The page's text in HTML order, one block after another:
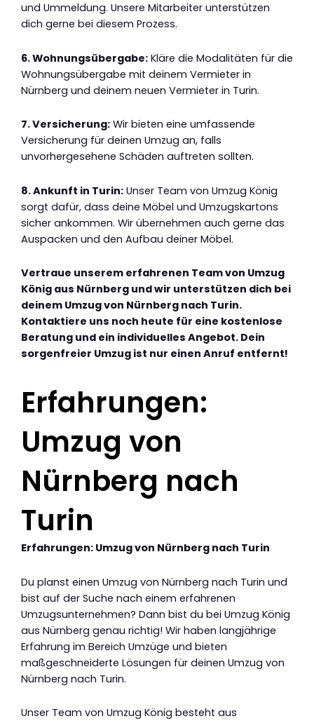
und Ummeldung. Unsere Mitarbeiter unterstützen
dich gerne bei diesem Prozess.
6. Wohnungsübergabe: Kläre die Modalitäten für die
Wohnungsübergabe mit deinem Vermieter in
Nürnberg und deinem neuen Vermieter in Turin.
7. Versicherung: Wir bieten eine umfassende
Versicherung für deinen Umzug an, falls
unvorhergesehene Schäden auftreten sollten.
8. Ankunft in Turin: Unser Team von Umzug König
sorgt dafür, dass deine Möbel und Umzugskartons
sicher ankommen. Wir übernehmen auch gerne das
Auspacken und den Aufbau deiner Möbel.
Vertraue unserem erfahrenen Team von Umzug
König aus Nürnberg und wir unterstützen dich bei
deinem Umzug von Nürnberg nach Turin.
Kontaktiere uns noch heute für eine kostenlose
Beratung und ein individuelles Angebot. Dein
sorgenfreier Umzug ist nur einen Anruf entfernt!
Erfahrungen:
Umzug von
Nürnberg nach
Turin
Erfahrungen: Umzug von Nürnberg nach Turin
Du planst einen Umzug von Nürnberg nach Turin und
bist auf der Suche nach einem erfahrenen
Umzugsunternehmen? Dann bist du bei Umzug König
aus Nürnberg genau richtig! Wir haben langjährige
Erfahrung im Bereich Umzüge und bieten
maßgeschneiderte Lösungen für deinen Umzug von
Nürnberg nach Turin.
Unser Team von Umzug König besteht aus